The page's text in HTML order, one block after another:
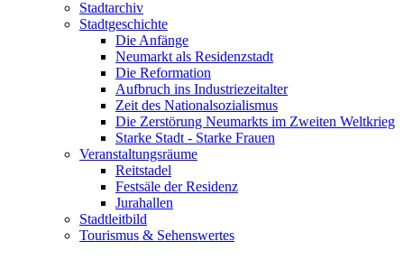
Stadtarchiv
Stadtgeschichte
Die Anfänge
Neumarkt als Residenzstadt
Die Reformation
Aufbruch ins Industriezeitalter
Zeit des Nationalsozialismus
Die Zerstörung Neumarkts im Zweiten Weltkrieg
Starke Stadt - Starke Frauen
Veranstaltungsräume
Reitstadel
Festsäle der Residenz
Jurahallen
Stadtleitbild
Tourismus & Sehenswertes